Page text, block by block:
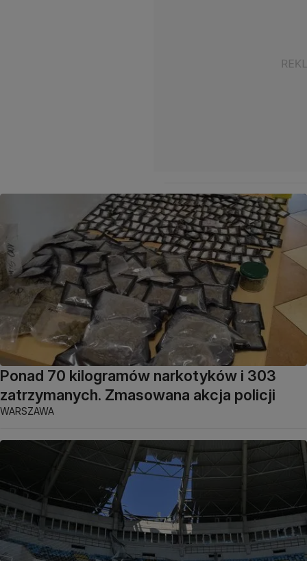
Ponad 70 kilogramów narkotyków i 303
zatrzymanych. Zmasowana akcja policji
WARSZAWA